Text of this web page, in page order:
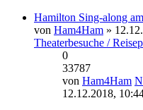
Hamilton Sing-along
von Ham4Ham »
Theaterbesuche /
0
33787
von Ham4Ham
12.12.2018,